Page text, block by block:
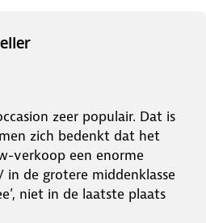
zeer populair. Dat is
zich bedenkt dat het
verkoop een enorme
in de grotere middenklasse
niet in de laatste plaats